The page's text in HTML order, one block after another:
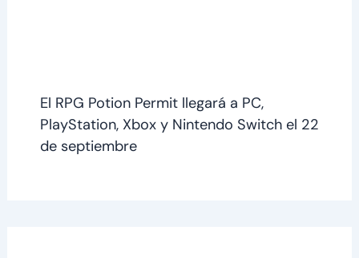
El RPG Potion Permit llegará a PC,
PlayStation, Xbox y Nintendo Switch el 22
de septiembre